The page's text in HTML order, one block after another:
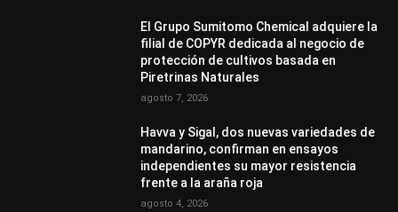
El Grupo Sumitomo Chemical adquiere la
filial de COPYR dedicada al negocio de
protección de cultivos basada en
Piretrinas Naturales
agosto 7, 2026
Havva y Sigal, dos nuevas variedades de
mandarino, confirman en ensayos
independientes su mayor resistencia
frente a la araña roja
agosto 4, 2026